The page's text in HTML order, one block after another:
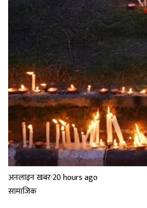
अनलाइन खबर·20 hours ago
सामाजिक